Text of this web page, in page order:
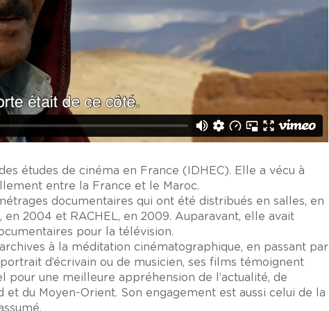
études de cinéma en France (IDHEC). Elle a vécu à
entre la France et le Maroc.
documentaires qui ont été distribués en salles, en
en 2004 et RACHEL, en 2009. Auparavant, elle avait
pour la télévision.
à la méditation cinématographique, en passant par
portrait d’écrivain ou de musicien, ses films témoignent
pour une meilleure appréhension de l’actualité, de
et du Moyen-Orient. Son engagement est aussi celui de la